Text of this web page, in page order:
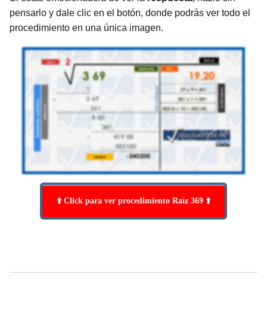
pensarlo y dale clic en el botón, donde podrás ver todo el
procedimiento en una única imagen.
⬆️ Click para ver procedimiento Raíz 369 ⬆️